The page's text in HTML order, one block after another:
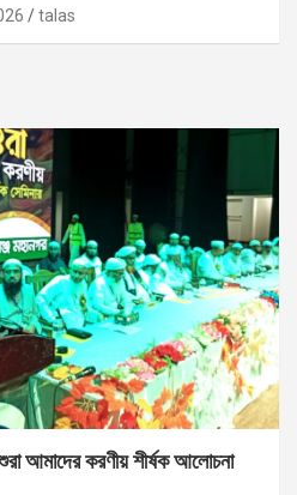
talas
আমাদের করণীয় শীর্ষক আলোচনা